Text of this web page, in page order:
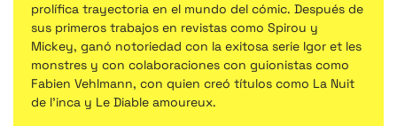
prolífica trayectoria en el mundo del cómic. Después de
sus primeros trabajos en revistas como Spirou y
Mickey, ganó notoriedad con la exitosa serie Igor et les
monstres y con colaboraciones con guionistas como
Fabien Vehlmann, con quien creó títulos como La Nuit
de l’inca y Le Diable amoureux.